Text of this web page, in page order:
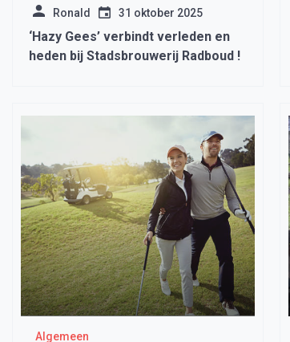
Ronald 31 oktober 2025
‘Hazy Gees’ verbindt verleden en
heden bij Stadsbrouwerij Radboud !
Algemeen